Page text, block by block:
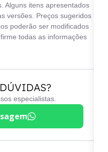
Vidros elétricos
Alguns itens apresentados
versões. Preços sugeridos
poderão ser modificados
todas as informações
especialistas.